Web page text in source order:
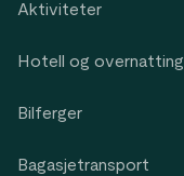
Aktiviteter
Hotell og overnatting
Bilferger
Bagasjetransport